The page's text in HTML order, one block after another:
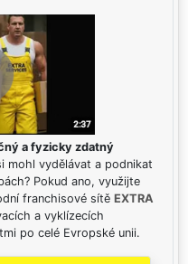
a fyzicky zdatný
mohl vydělávat a podnikat
Pokud ano, využijte
franchisové sítě EXTRA
a vyklízecích
po celé Evropské unii.